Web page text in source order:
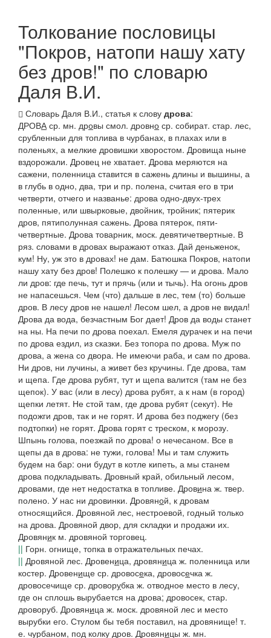
Толкование пословицы
"Покров, натопи нашу хату
без дров!" по словарю
Даля В.И.
Словарь Даля В.И., статья к слову дрова:
ДРОВАср. мн. дровы смол. дровно ср. собират. стар. лес,
срубленныи для топлива в чурбанах, в плахах или в
поленьях, а мелкие дровишки хворостом. Дровища ныне
вздорожали. Дровец не хватает. Дрова меряются на
сажени, поленница ставится в сажень длины и вышины, а
в глубь в одно, два, три и пр. полена, считая его в три
четверти, отчего и названье: дрова одно-двух-трех
поленные, или швырковые, двойник, тройник; пятерик
дров, пятиполунная сажень. Дрова пятерок, пяти-
четвертные. Дрова товарник, моск. девятичетвертные. В
ряз. словами в дровах выражают отказ. Дай деньженок,
кум! Ну, уж это в дровах! не дам. Батюшка Покров, натопи
нашу хату без дров! Полешко к полешку — и дрова. Мало
ли дров: где печь, тут и прячь (или и тычь). На огонь дров
не напасешься. Чем (что) дальше в лес, тем (то) больше
дров. В лесу дров не нашел! Лесом шел, а дров не видал!
Дрова да вода, безчастным Бог дает! Дров да воды станет
на ны. На печи по дрова поехал. Емеля дурачек и на печи
по дрова ездил, из сказки. Без топора по дрова. Муж по
дрова, а жена со двора. Не имеючи раба, и сам по дрова.
Ни дров, ни лучины, а живет без кручины. Где дрова, там
и щепа. Где дрова рубят, тут и щепа валится (там не без
щепок). У вас (или в лесу) дрова рубят, а к нам (в город)
щепки летят. Не стой там, где дрова рубят(секут). Не
подожги дров, так и не горят. И дрова без поджегу (без
подтопки) не горят. Дрова горят с треском, к морозу.
Шпынь голова, поезжай по дрова! о нечесаном. Все в
щепы да в дрова: не тужи, голова! Мы и там служить
будем на бар: они будут в котле кипеть, а мы станем
дрова подкладывать. Дровный край, обильный лесом,
дровами, где нет недостатка в топливе. Дровина ж. твер.
полено. У нас ни дровинки. Дровяной, к дровам
относящийся. Дровяной лес, нестроевой, годный только
на дрова. Дровяной двор, для складки и продажи их.
Дровяник м. дровяной торговец.
|| Горн. огнище, топка в отражательных печах.
|| Дровяной лес. Дровеница, дровяница ж. поленница или
костер. Дровенище ср. дровосека, дровосечка ж.
дровосечище ср. дроворубка ж. отводное место в лесу,
где он сплошь вырубается на дрова; дровосек, стар.
дроворуб. Дровяница ж. моск. дровяной лес и место
вырубки его. Стулом бы тебя поставил, на дровянище! т.
е. чурбаном, под колку дров. Дровяницы ж. мн.